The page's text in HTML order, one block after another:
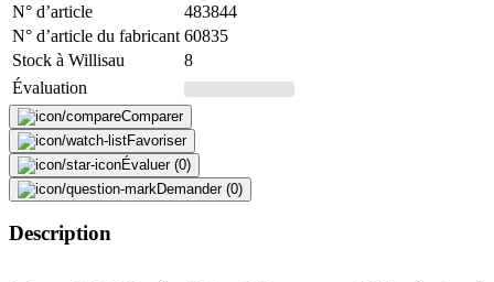
N° d’article
483844
N° d’article du fabricant 60835
Stock à Willisau
8
Évaluation
Comparer
Favoriser
Évaluer (0)
Demander (0)
Description